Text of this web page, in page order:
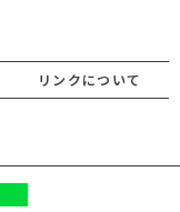
リンクについて